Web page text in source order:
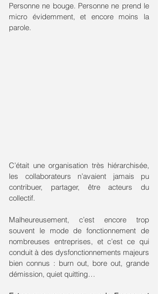
Personne ne bouge. Personne ne prend le
micro évidemment, et encore moins la
parole.
C’était une organisation très hiérarchisée,
les collaborateurs n’avaient jamais pu
contribuer, partager, être acteurs du
collectif.
Malheureusement, c’est encore trop
souvent le mode de fonctionnement de
nombreuses entreprises, et c’est ce qui
conduit à des dysfonctionnements majeurs
bien connus : burn out, bore out, grande
démission, quiet quitting…